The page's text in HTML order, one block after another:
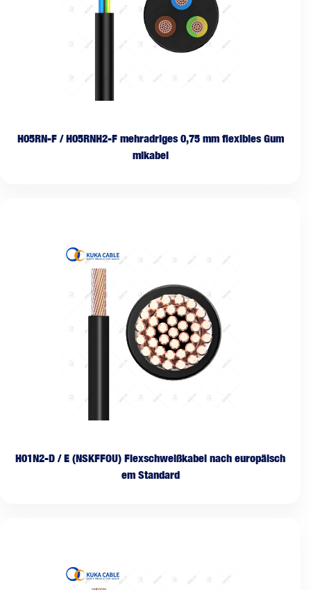
H05RN-F / H05RNH2-F mehradriges 0,75 mm flexibles Gum
mikabel
H01N2-D / E (NSKFFOU) Flexschweißkabel nach europäisch
em Standard